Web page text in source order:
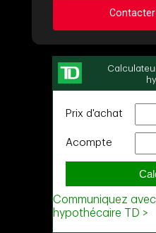
Demander des
Prénom
Message